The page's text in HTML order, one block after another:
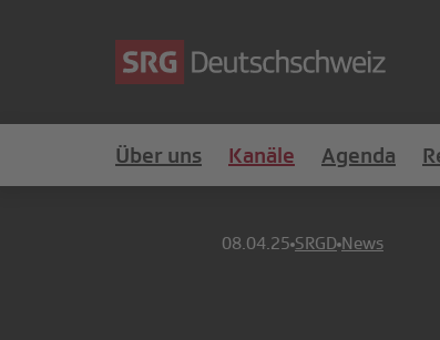
Über uns Kanäle Agenda
08.04.25 SRGD News